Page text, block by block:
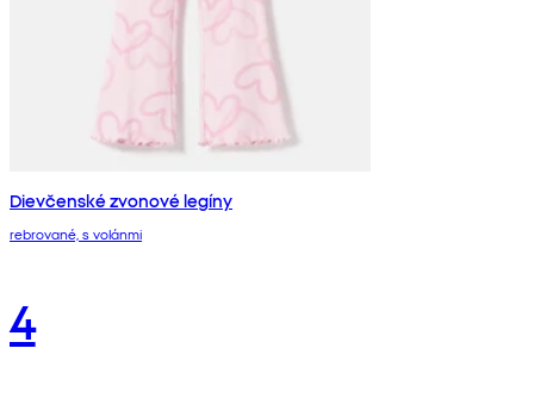
Dievčenské zvonové legíny
rebrované, s volánmi
4